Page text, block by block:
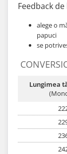
Feedback
alege o
papuci
se
Lungimea